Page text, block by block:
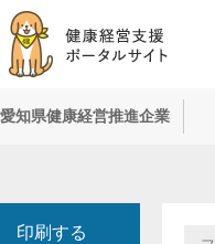
愛知県健康経営推進企業
印刷する